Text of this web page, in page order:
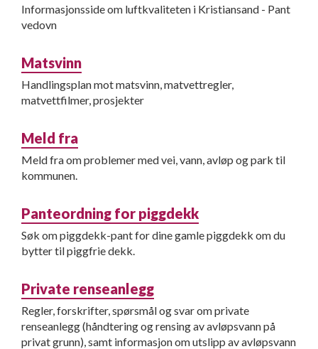
Informasjonsside om luftkvaliteten i Kristiansand - Pant
vedovn
Matsvinn
Handlingsplan mot matsvinn, matvettregler,
matvettfilmer, prosjekter
Meld fra
Meld fra om problemer med vei, vann, avløp og park til
kommunen.
Panteordning for piggdekk
Søk om piggdekk-pant for dine gamle piggdekk om du
bytter til piggfrie dekk.
Private renseanlegg
Regler, forskrifter, spørsmål og svar om private
renseanlegg (håndtering og rensing av avløpsvann på
privat grunn), samt informasjon om utslipp av avløpsvann